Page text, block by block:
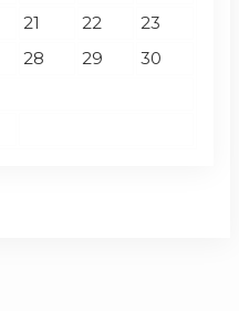
21 22
23
28 29
30